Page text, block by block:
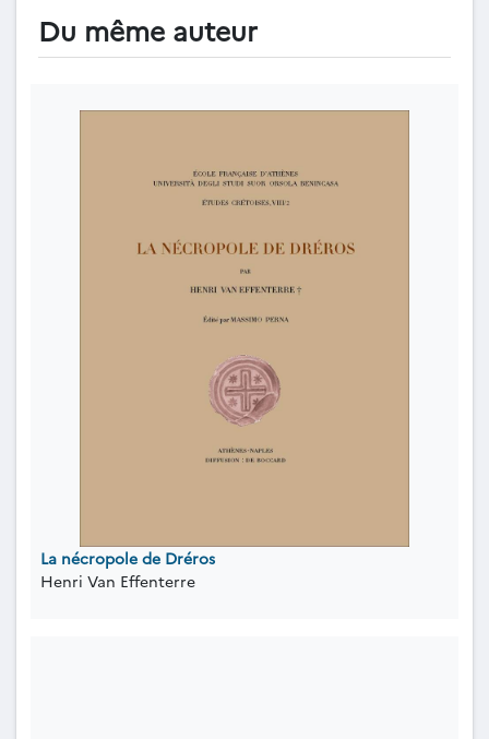
Du même auteur
La nécropole de Dréros
Henri Van Effenterre